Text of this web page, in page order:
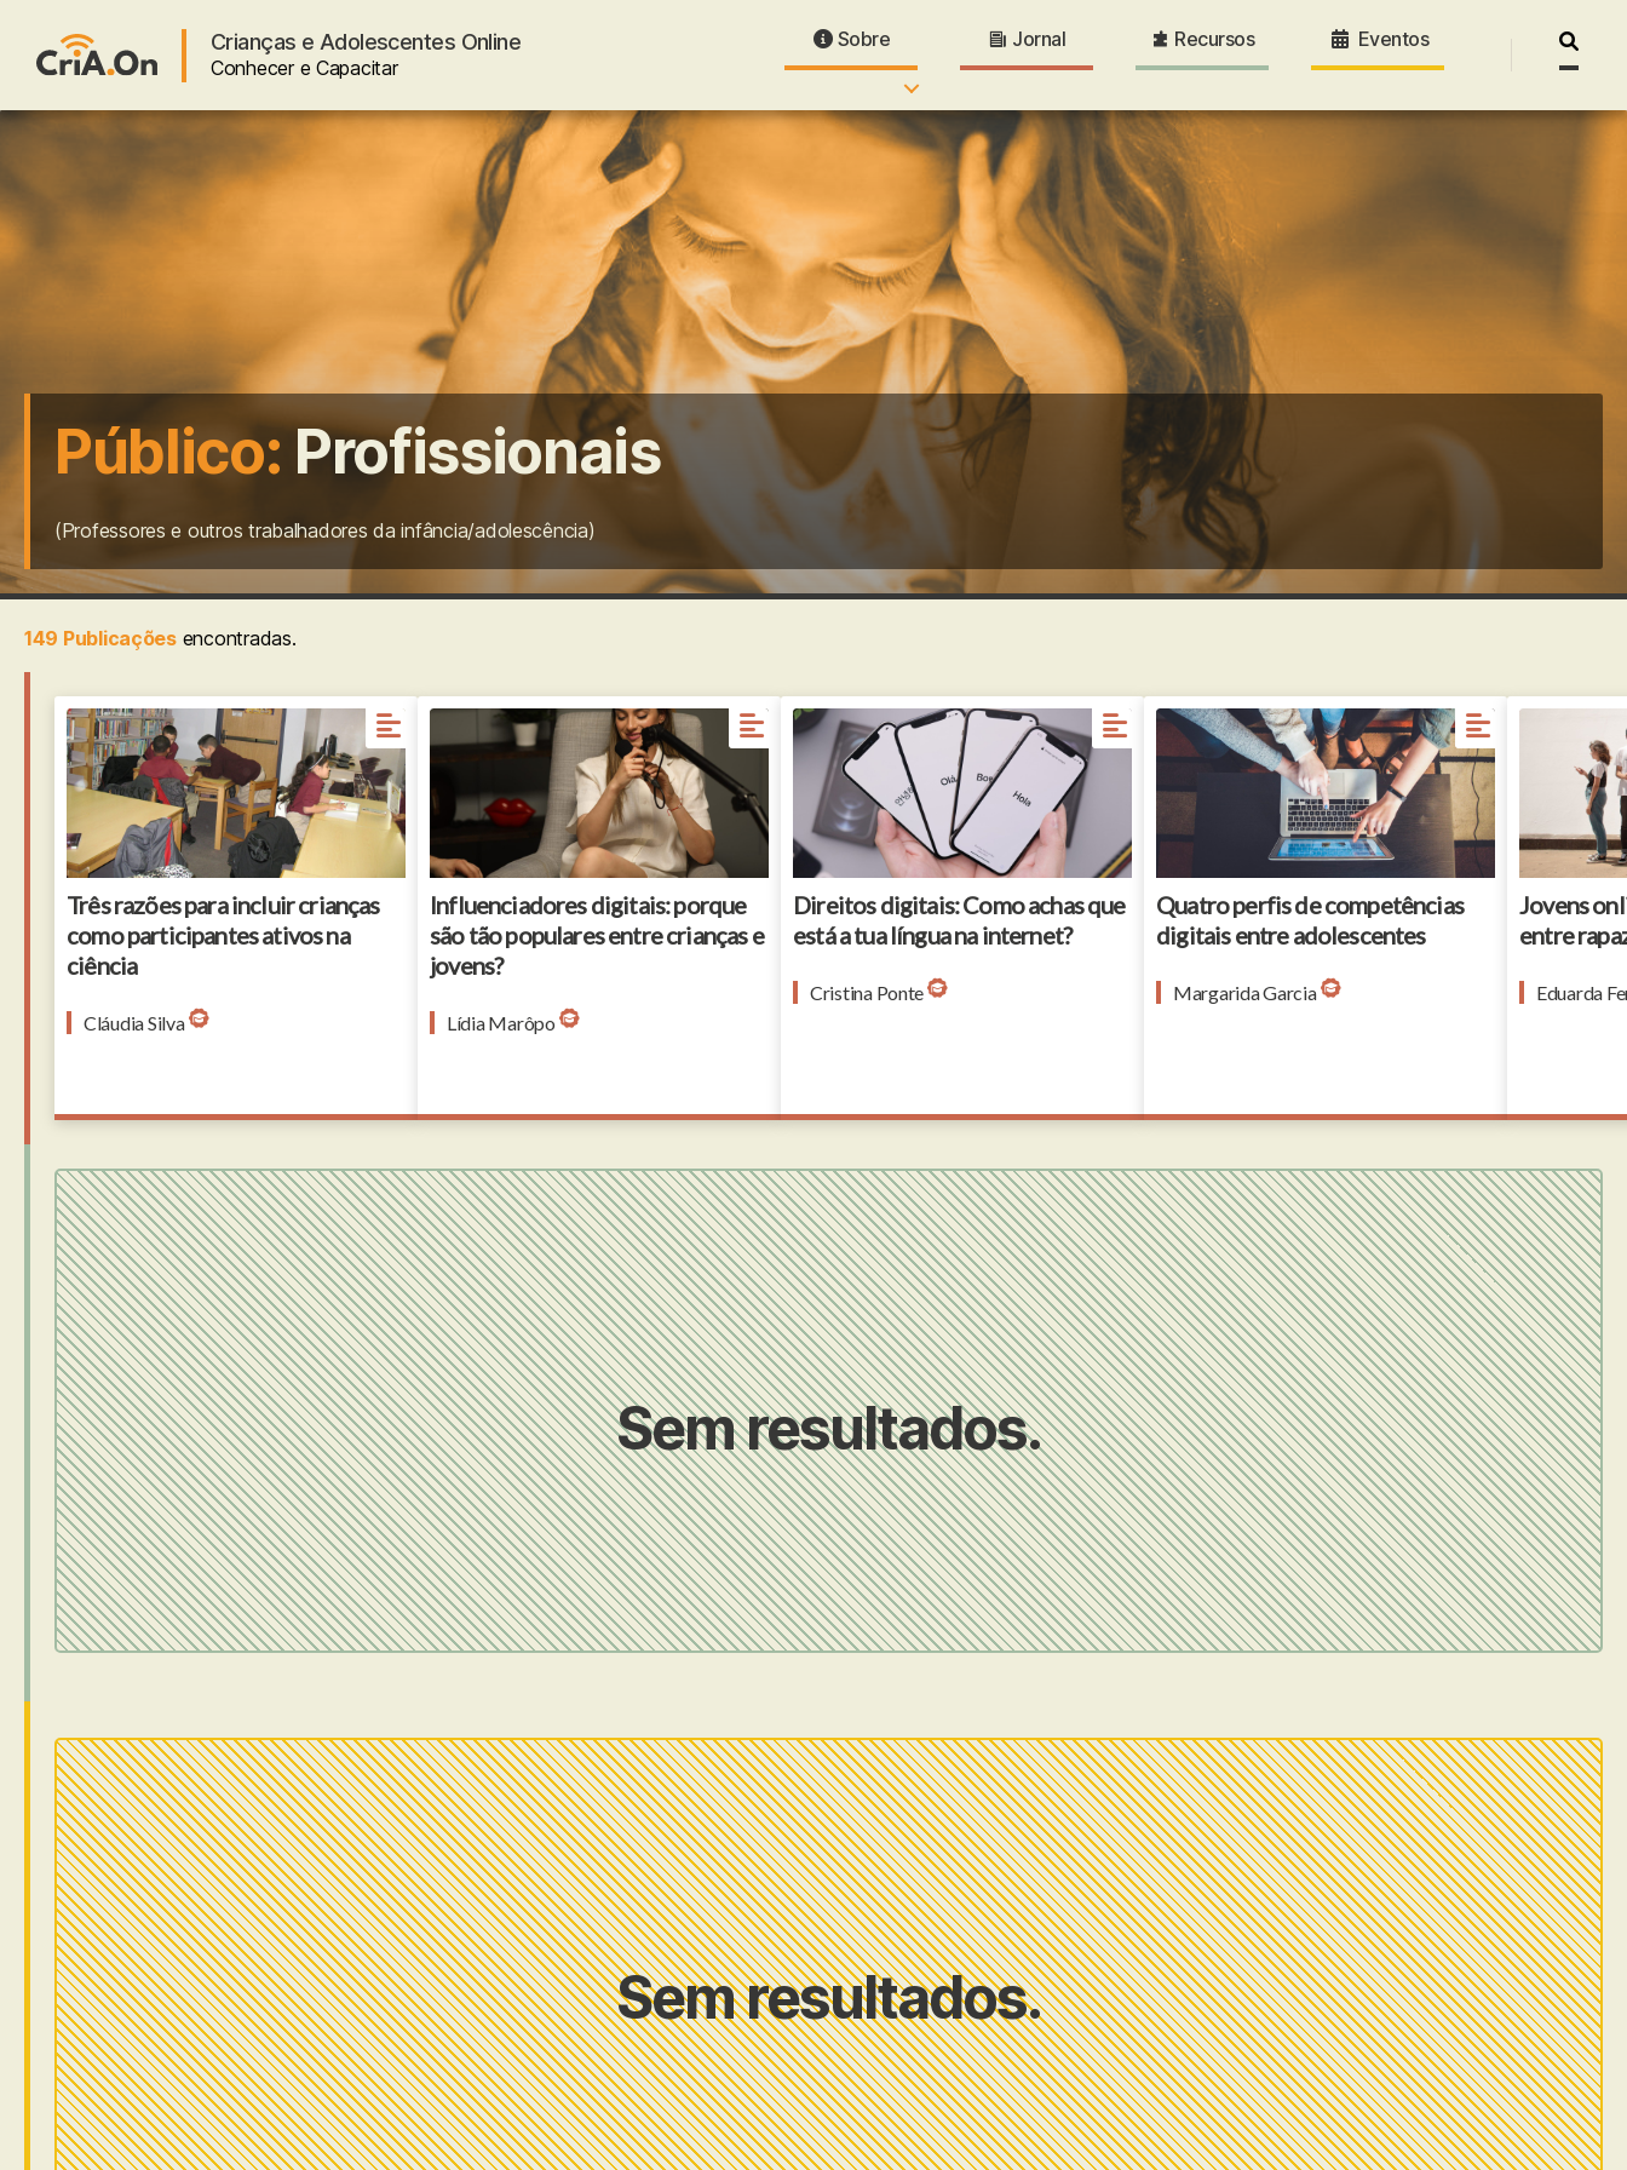
Crianças e Adolescentes Online
Conhecer e Capacitar
Sobre Jornal Recursos Eventos
por:
Público: Profissionais
(Professores e outros trabalhadores da infância/adolescência)
149 Publicaçõesencontradas.
Três razões para incluir crianças
como participantes ativos na
ciência
Cláudia Silva
Influenciadores digitais: porque
são tão populares entre crianças e
jovens?
Lídia Marôpo
Direitos digitais: Como achas que
está a tua língua na internet?
Cristina Ponte
Quatro perfis de competências
digitais entre adolescentes
Margarida Garcia
Jovens
entre
Eduarda
Sem resultados.
Sem resultados.